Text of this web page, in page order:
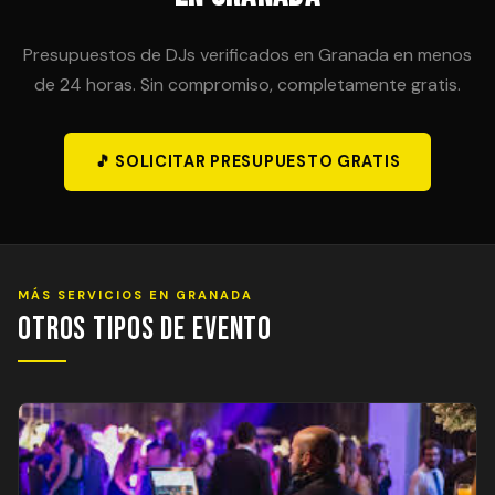
Presupuestos de DJs verificados en Granada en menos
de 24 horas. Sin compromiso, completamente gratis.
🎵 SOLICITAR PRESUPUESTO GRATIS
MÁS SERVICIOS EN GRANADA
Otros Tipos de Evento